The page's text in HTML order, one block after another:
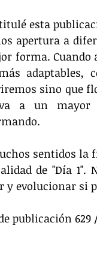
esta
apertura a
forma.
sino que
a un mayor
sentidos la
de "Día 1".
y evolucionar si
publicación 629